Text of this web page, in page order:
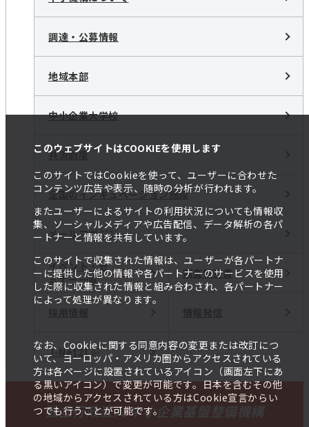
このウェブサイトはCOOKIEを使用します
このサイトではCookieを使って、ユーザーに合わせた
コンテンツ広告や表示、随時の分析が行われます。
またユーザーによるサイトの利用状況についても情報収
集、ソーシャルメディアや広告配信、データ解析の各パ
ートナーと情報を共有しています。
このサイトで収集された情報は、ユーザーが各パートナ
ーに提供した他の情報や各パートナーのサービスを使用
した際に収集された情報と組み合わされ、各パートナー
によって処理が異なります。
なお、Cookieに関する同意内容の変更または改訂につ
いて、ヨーロッパ・アメリカ圏からアクセスされている
方は各ページに設置されているアイコン（画面左下にあ
る黒いアイコン）で変更が可能です。日本を含むその他
の地域からアクセスされている方はCookie宣言からい
つでも行うことが可能です。
調達・公募情報
地域本部
中小企業大学校
共済制度
全国のインキュベーション施設
メールマガジン
イベント・セ
ミナー一覧
調査報告書
J-Net21
独立行政法人 中小企業基盤整備機構